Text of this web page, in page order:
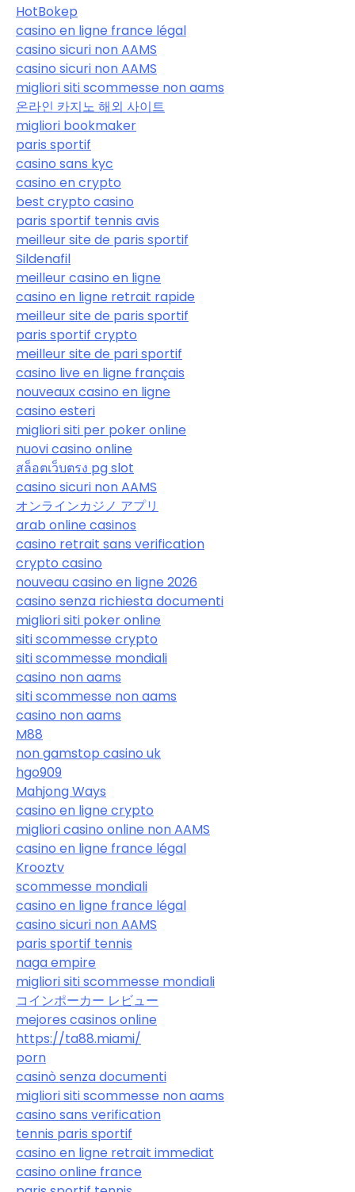
HotBokep
casino en ligne france légal
casino sicuri non AAMS
casino sicuri non AAMS
migliori siti scommesse non aams
온라인 카지노 해외 사이트
migliori bookmaker
paris sportif
casino sans kyc
casino en crypto
best crypto casino
paris sportif tennis avis
meilleur site de paris sportif
Sildenafil
meilleur casino en ligne
casino en ligne retrait rapide
meilleur site de paris sportif
paris sportif crypto
meilleur site de pari sportif
casino live en ligne français
nouveaux casino en ligne
casino esteri
migliori siti per poker online
nuovi casino online
สล็อตเว็บตรง pg slot
casino sicuri non AAMS
オンラインカジノ アプリ
arab online casinos
casino retrait sans verification
crypto casino
nouveau casino en ligne 2026
casino senza richiesta documenti
migliori siti poker online
siti scommesse crypto
siti scommesse mondiali
casino non aams
siti scommesse non aams
casino non aams
M88
non gamstop casino uk
hgo909
Mahjong Ways
casino en ligne crypto
migliori casino online non AAMS
casino en ligne france légal
Krooztv
scommesse mondiali
casino en ligne france légal
casino sicuri non AAMS
paris sportif tennis
naga empire
migliori siti scommesse mondiali
コインポーカー レビュー
mejores casinos online
https://ta88.miami/
porn
casinò senza documenti
migliori siti scommesse non aams
casino sans verification
tennis paris sportif
casino en ligne retrait immediat
casino online france